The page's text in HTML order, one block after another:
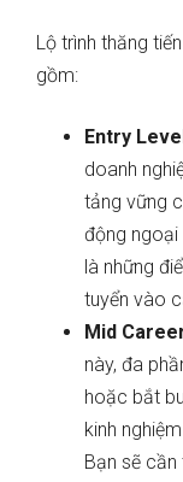
Lộ trình thăng
gồm:
Entry
doanh
tảng vững
động
là những
tuyển vào
Mid
này, đa
hoặc bắt
kinh
Bạn sẽ